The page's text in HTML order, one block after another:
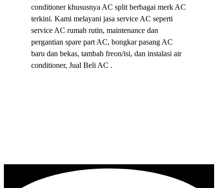
conditioner khususnya AC split berbagai merk AC
terkini. Kami melayani jasa service AC seperti
service AC rumah rutin, maintenance dan
pergantian spare part AC, bongkar pasang AC
baru dan bekas, tambah freon/isi, dan instalasi air
conditioner, Jual Beli AC .